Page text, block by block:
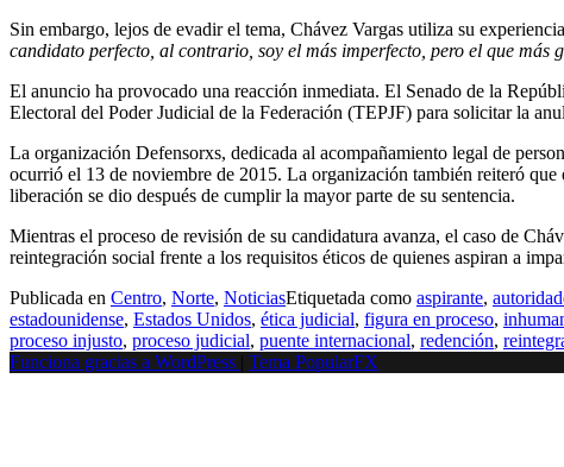
Sin embargo, lejos de evadir el tema, Chávez Vargas utiliza su
candidato perfecto, al contrario, soy el más imperfecto, pero el que más
El anuncio ha provocado una reacción inmediata. El Senado de la
Electoral del Poder Judicial de la Federación (TEPJF) para solicitar la
La organización Defensorxs, dedicada al acompañamiento legal de
ocurrió el 13 de noviembre de 2015. La organización también reiteró
liberación se dio después de cumplir la mayor parte de su sentencia.
Mientras el proceso de revisión de su candidatura avanza, el caso de
reintegración social frente a los requisitos éticos de quienes aspiran a
Publicada en Centro, Norte, NoticiasEtiquetada como aspirante,
estadounidense, Estados Unidos, ética judicial, figura en proceso,
proceso injusto, proceso judicial, puente internacional, redención,
Funciona gracias a WordPress
Tema PopularFX